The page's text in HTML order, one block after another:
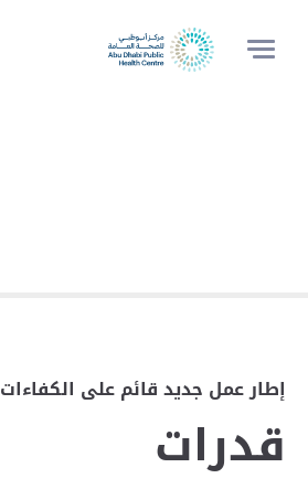
إطار عمل جديد قائم على الكفاءات
قدرات